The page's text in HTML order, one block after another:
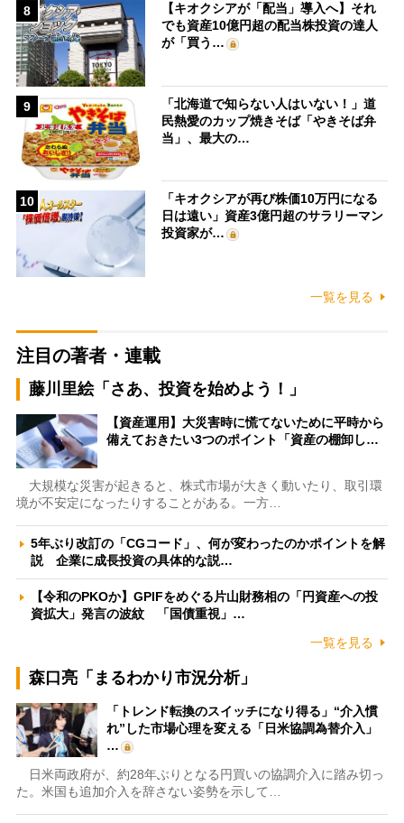
8
【キオクシアが「配当」導入へ】それ
でも資産10億円超の配当株投資の達人
が「買う…
9
「北海道で知らない人はいない！」道
民熱愛のカップ焼きそば「やきそば弁
当」、最大の…
10
「キオクシアが再び株価10万円になる
日は遠い」資産3億円超のサラリーマン
投資家が…
一覧を見る
注目の著者・連載
藤川里絵「さあ、投資を始めよう！」
【資産運用】大災害時に慌てないために平時から
備えておきたい3つのポイント「資産の棚卸し…
大規模な災害が起きると、株式市場が大きく動いたり、取引環
境が不安定になったりすることがある。一方…
5年ぶり改訂の「CGコード」、何が変わったのかポイントを解
説 企業に成長投資の具体的な説…
【令和のPKOか】GPIFをめぐる片山財務相の「円資産への投
資拡大」発言の波紋 「国債重視」…
一覧を見る
森口亮「まるわかり市況分析」
「トレンド転換のスイッチになり得る」“介入慣
れ”した市場心理を変える「日米協調為替介入」
…
日米両政府が、約28年ぶりとなる円買いの協調介入に踏み切っ
た。米国も追加介入を辞さない姿勢を示して…